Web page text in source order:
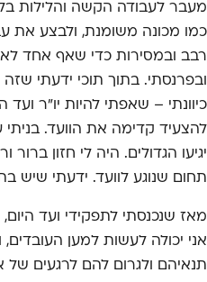
מעבר לעבודה הקשה והלילות
כמו מכונה משומנת, ולבצע את
רבב ובמסירות כדי שאף אחד לא
ובפרנסתי. בתוך תוכי ידעתי
כיוונתי – שאפתי להיות יו"ר ועד
להצעיד קדימה את הוועד. בניתי
יגיעו הגדולים. היה לי חזון
תחום שנוגע לוועד. ידעתי שיש
מאז שנכנסתי לתפקידי ועד
אני יכולה לעשות למען
תנאיהם ולגרום להם לרגעים